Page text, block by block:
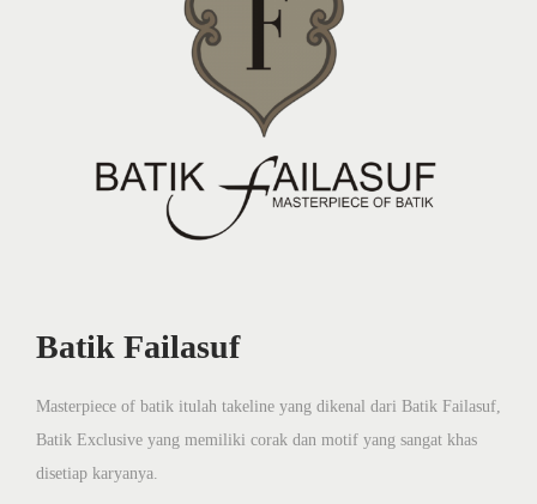
Batik Failasuf
Masterpiece of batik itulah takeline yang dikenal dari Batik Failasuf,
Batik Exclusive yang memiliki corak dan motif yang sangat khas
disetiap karyanya.